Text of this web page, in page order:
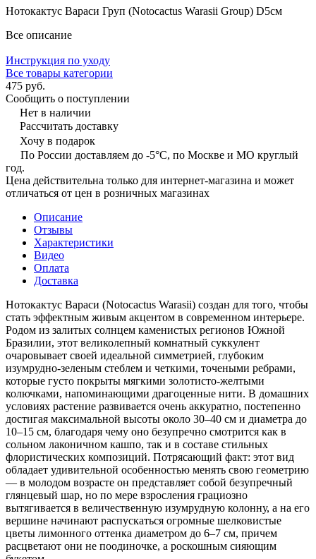
Нотокактус Вараси Груп (Notocactus Warasii Group) D5см
Все описание
Инструкция по уходу
Все товары категории
475 руб.
Сообщить о поступлении
Нет в наличии
Рассчитать доставку
Хочу в подарок
По России доставляем до -5°C, по Москве и МО круглый
год.
Цена действительна только для интернет-магазина и может
отличаться от цен в розничных магазинах
Описание
Отзывы
Характеристики
Видео
Оплата
Доставка
Нотокактус Вараси (Notocactus Warasii) создан для того, чтобы
стать эффектным живым акцентом в современном интерьере.
Родом из залитых солнцем каменистых регионов Южной
Бразилии, этот великолепный комнатный суккулент
очаровывает своей идеальной симметрией, глубоким
изумрудно-зеленым стеблем и четкими, точеными ребрами,
которые густо покрыты мягкими золотисто-желтыми
колючками, напоминающими драгоценные нити. В домашних
условиях растение развивается очень аккуратно, постепенно
достигая максимальной высоты около 30–40 см и диаметра до
10–15 см, благодаря чему оно безупречно смотрится как в
сольном лаконичном кашпо, так и в составе стильных
флористических композиций. Потрясающий факт: этот вид
обладает удивительной особенностью менять свою геометрию
— в молодом возрасте он представляет собой безупречный
глянцевый шар, но по мере взросления грациозно
вытягивается в величественную изумрудную колонну, а на его
вершине начинают распускаться огромные шелковистые
цветы лимонного оттенка диаметром до 6–7 см, причем
расцветают они не поодиночке, а роскошным сияющим